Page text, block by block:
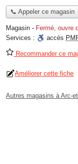
📞 Appeler ce magasin
Magasin - Fermé, ouvre
Services :
accès
Recommander ce
Améliorer cette fiche
Autres magasins à Arc-